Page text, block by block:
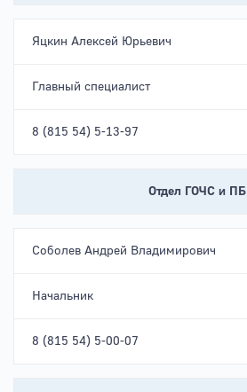
Яцкин Алексей Юрьевич
Главный специалист
8 (815 54) 5-13-97
Отдел ГОЧС и ПБ
Соболев Андрей Владимирович
Начальник
8 (815 54) 5-00-07